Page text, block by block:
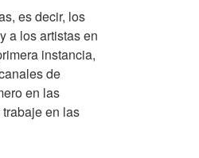
es decir, los
a los artistas en
instancia,
de
en las
en las